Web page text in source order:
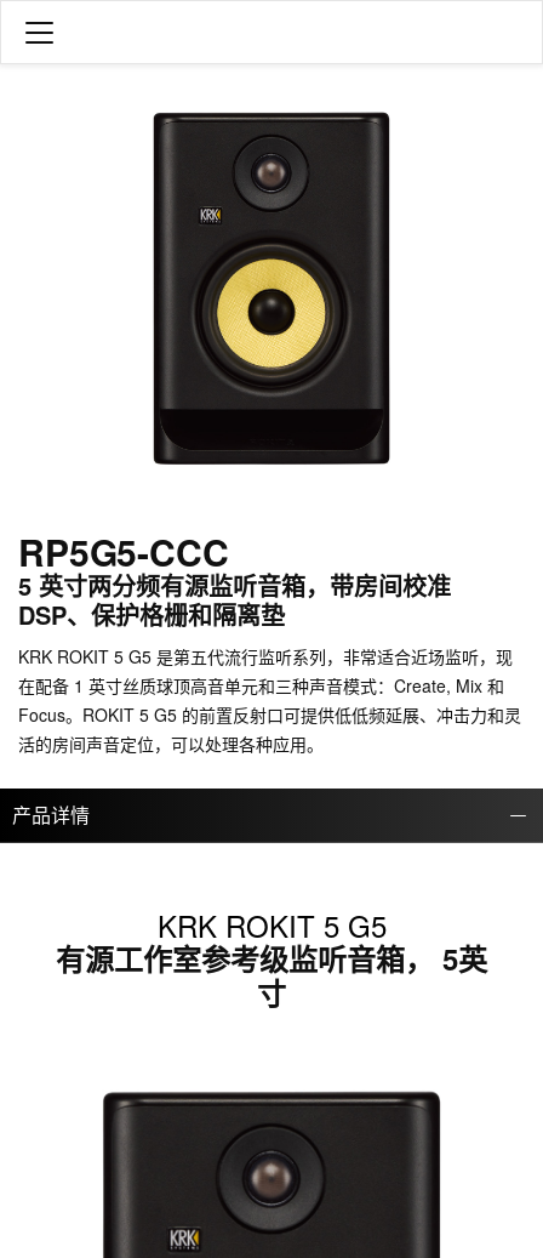
RP5G5-CCC
5 英寸两分频有源监听音箱，带房间校准
DSP、保护格栅和隔离垫
KRK ROKIT 5 G5 是第五代流行监听系列，非常适合近场监听，现
在配备 1 英寸丝质球顶高音单元和三种声音模式：Create, Mix 和
Focus。ROKIT 5 G5 的前置反射口可提供低低频延展、冲击力和灵
活的房间声音定位，可以处理各种应用。
产品详情
KRK ROKIT 5 G5
有源工作室参考级监听音箱， 5英
寸